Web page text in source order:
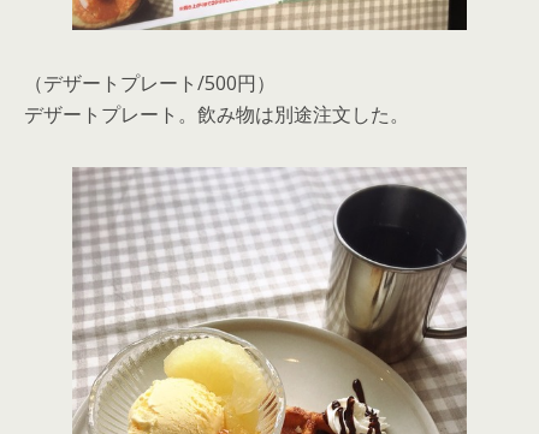
（デザートプレート/500円）
デザートプレート。飲み物は別途注文した。